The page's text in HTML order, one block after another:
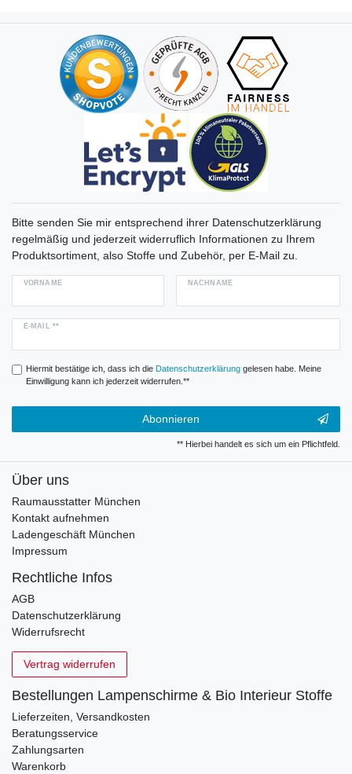
Bitte senden Sie mir entsprechend ihrer Datenschutzerklärung
regelmäßig und jederzeit widerruflich Informationen zu Ihrem
Produktsortiment, also Stoffe und Zubehör, per E-Mail zu.
VORNAME NACHNAME
E-MAIL **
Hiermit bestätige ich, dass ich die Daten­schutz­erklärunggelesen habe. Meine
Einwilligung kann ich jederzeit widerrufen.**
Abonnieren
** Hierbei handelt es sich um ein Pflichtfeld.
Über uns
Raumausstatter München
Kontakt aufnehmen
Ladengeschäft München
Impressum
Rechtliche Infos
AGB
Datenschutzerklärung
Widerrufsrecht
Vertrag widerrufen
Bestellungen Lampenschirme & Bio Interieur Stoffe
Lieferzeiten, Versandkosten
Beratungsservice
Zahlungsarten
Warenkorb